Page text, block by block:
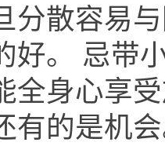
分散容易
好。 忌带
全身心享
有的是机